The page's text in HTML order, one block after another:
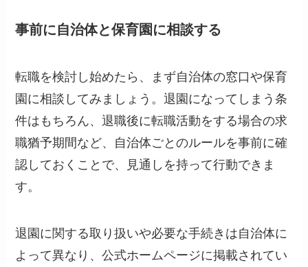
事前に自治体と保育園に相談する
転職を検討し始めたら、まず自治体の窓口や保育
園に相談してみましょう。退園になってしまう条
件はもちろん、退職後に転職活動をする場合の求
職猶予期間など、自治体ごとのルールを事前に確
認しておくことで、見通しを持って行動できま
す。
退園に関する取り扱いや必要な手続きは自治体に
よって異なり、公式ホームページに掲載されてい